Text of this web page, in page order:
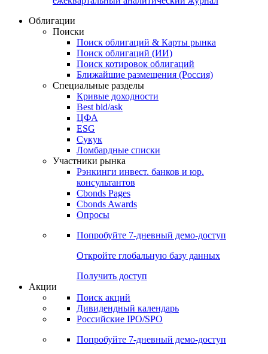
Cbonds Review
ежеквартальный аналитический журнал
Облигации
Поиски
Поиск облигаций & Карты рынка
Поиск облигаций (ИИ)
Поиск котировок облигаций
Ближайшие размещения (Россия)
Специальные разделы
Кривые доходности
Best bid/ask
ЦФА
ESG
Сукук
Ломбардные списки
Участники рынка
Рэнкинги инвест. банков и юр.
Cbonds Pages
Опросы
Попробуйте7-дневный
Откройте глобальную базу данных
Получить доступ
Поиск акций